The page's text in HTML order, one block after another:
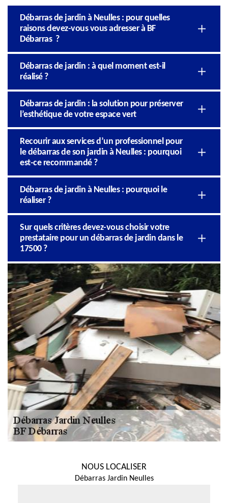
Débarras de jardin à Neulles : pour quelles
raisons devez-vous vous adresser à BF
Débarras ?
Débarras de jardin : à quel moment est-il
réalisé ?
Débarras de jardin : la solution pour préserver
l’esthétique de votre espace vert
Recourir aux services d’un professionnel pour
le débarras de son jardin à Neulles : pourquoi
est-ce recommandé ?
Débarras de jardin à Neulles : pourquoi le
réaliser ?
Sur quels critères devez-vous choisir votre
prestataire pour un débarras de jardin dans le
17500 ?
NOUS LOCALISER
Débarras Jardin Neulles